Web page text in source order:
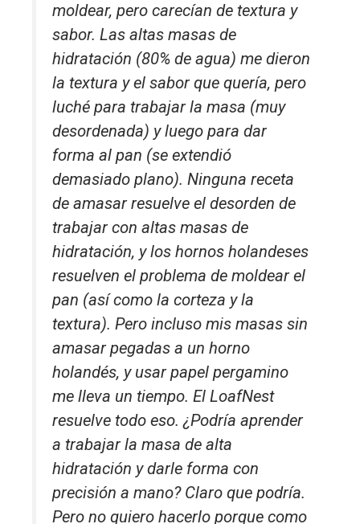
moldear, pero carecían de textura y
sabor. Las altas masas de
hidratación (80% de agua) me dieron
la textura y el sabor que quería, pero
luché para trabajar la masa (muy
desordenada) y luego para dar
forma al pan (se extendió
demasiado plano). Ninguna receta
de amasar resuelve el desorden de
trabajar con altas masas de
hidratación, y los hornos holandeses
resuelven el problema de moldear el
pan (así como la corteza y la
textura). Pero incluso mis masas sin
amasar pegadas a un horno
holandés, y usar papel pergamino
me lleva un tiempo. El LoafNest
resuelve todo eso. ¿Podría aprender
a trabajar la masa de alta
hidratación y darle forma con
precisión a mano? Claro que podría.
Pero no quiero hacerlo porque como